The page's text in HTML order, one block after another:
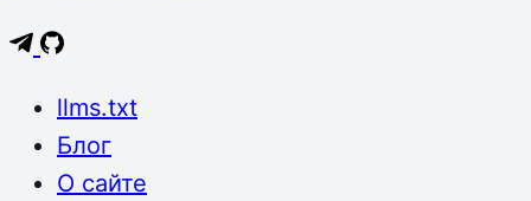
llms.txt
Блог
О сайте